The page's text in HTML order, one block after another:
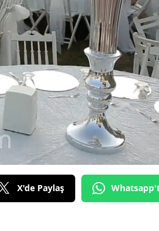
Çorum
Denizli
Diyarbakır
Edirne
Erzurum
Eskişehir
X'de Paylaş